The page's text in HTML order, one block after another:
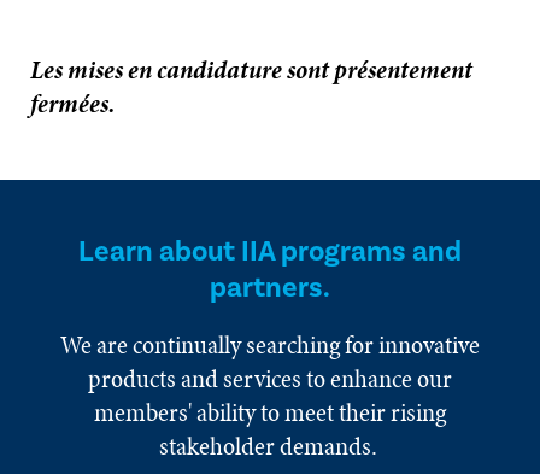
Les mises en candidature sont présentement
fermées.
Learn about IIA programs and
partners.
We are continually searching for innovative
products and services to enhance our
members' ability to meet their rising
stakeholder demands.